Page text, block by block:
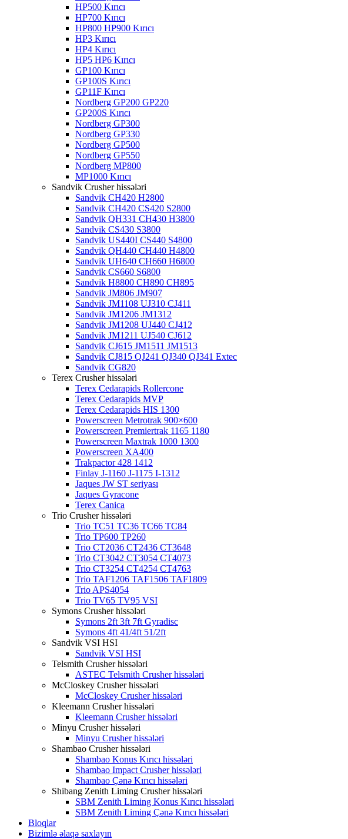
HP500 Kırıcı
HP700 Kırıcı
HP800 HP900 Kırıcı
HP3 Kırıcı
HP4 Kırıcı
HP5 HP6 Kırıcı
GP100 Kırıcı
GP100S Kırıcı
GP11F Kırıcı
Nordberg GP200 GP220
GP200S Kırıcı
Nordberg GP300
Nordberg GP330
Nordberg GP500
Nordberg GP550
Nordberg MP800
MP1000 Kırıcı
Sandvik Crusher hissələri
Sandvik CH420 H2800
Sandvik CH420 CS420 S2800
Sandvik QH331 CH430 H3800
Sandvik CS430 S3800
Sandvik US440I CS440 S4800
Sandvik QH440 CH440 H4800
Sandvik UH640 CH660 H6800
Sandvik CS660 S6800
Sandvik H8800 CH890 CH895
Sandvik JM806 JM907
Sandvik JM1108 UJ310 CJ411
Sandvik JM1206 JM1312
Sandvik JM1208 UJ440 CJ412
Sandvik JM1211 UJ540 CJ612
Sandvik CJ615 JM1511 JM1513
Sandvik CJ815 QJ241 QJ340 QJ341 Extec
Sandvik CG820
Terex Crusher hissələri
Terex Cedarapids Rollercone
Terex Cedarapids MVP
Terex Cedarapids HIS 1300
Powerscreen Metrotrak 900×600
Powerscreen Premiertrak 1165 1180
Powerscreen Maxtrak 1000 1300
Powerscreen XA400
Trakpactor 428 1412
Finlay J-1160 J-1175 I-1312
Jaques JW ST seriyası
Jaques Gyracone
Terex Canica
Trio Crusher hissələri
Trio TC51 TC36 TC66 TC84
Trio TP600 TP260
Trio CT2036 CT2436 CT3648
Trio CT3042 CT3054 CT4073
Trio CT3254 CT4254 CT4763
Trio TAF1206 TAF1506 TAF1809
Trio APS4054
Trio TV65 TV95 VSI
Symons Crusher hissələri
Symons 2ft 3ft 7ft Gyradisc
Symons 4ft 41/4ft 51/2ft
Sandvik VSI HSI
Sandvik VSI HSI
Telsmith Crusher hissələri
ASTEC Telsmith Crusher hissələri
McCloskey Crusher hissələri
McCloskey Crusher hissələri
Kleemann Crusher hissələri
Kleemann Crusher hissələri
Minyu Crusher hissələri
Minyu Crusher hissələri
Shambao Crusher hissələri
Shambao Konus Kırıcı hissələri
Shambao Impact Crusher hissələri
Shambao Çənə Kırıcı hissələri
Shibang Zenith Liming Crusher hissələri
SBM Zenith Liming Konus Kırıcı hissələri
SBM Zenith Liming Çənə Kırıcı hissələri
Bloqlar
Bizimlə əlaqə saxlayın